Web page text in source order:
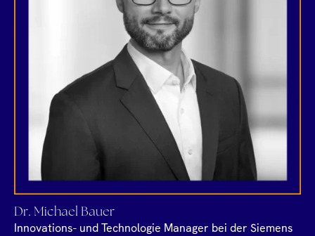
Dr. Michael Bauer
Innovations- und Technologie Manager bei der Siemens